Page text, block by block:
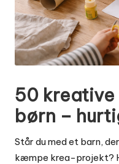
50 kreative
børn –
Står du med et barn,
kæmpe krea-projekt?